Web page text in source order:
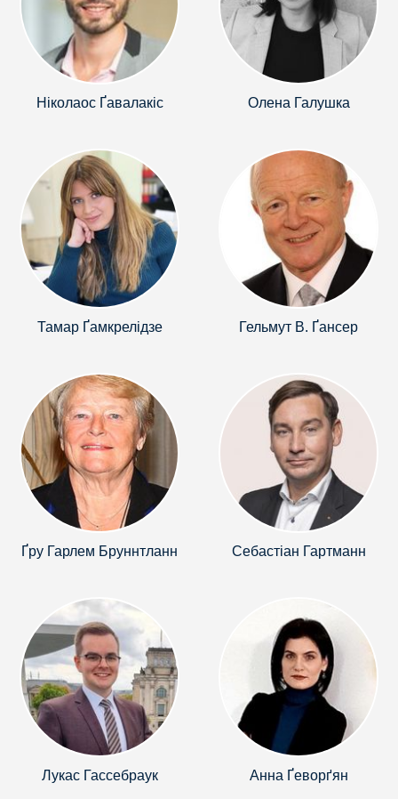
Ніколаос Ґавалакіс Олена Галушка
Тамар Ґамкрелідзе Гельмут В. Ґансер
Ґру Гарлем Бруннтланн Себастіан Гартманн
Лукас Гассебраук Анна Ґеворґян